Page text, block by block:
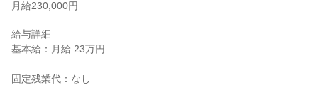
月給230,000円
給与詳細
基本給：月給 23万円
固定残業代：なし